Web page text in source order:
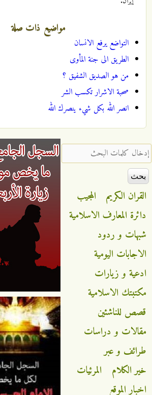
مواضيع ذات صلة
التواضع يرفع الانسان
الطريق الى جنة المأوى
من هو الصديق الشفيق ؟
صحبة الاشرار تكسب الشر
انصر الله بكل شيء ينصرك الله
‏إدخال كلمات البحث ‏
القران الكريم
المجيب
دائرة المعارف الاسلامية
شبهات و ردود
الاجابات اليومية
ادعية و زيارات
مكتبتك الاسلامية
قصص للناشئين
مقالات و دراسات
طرائف و عبر
خير الكلام
المرئيات
اخبار الموقع